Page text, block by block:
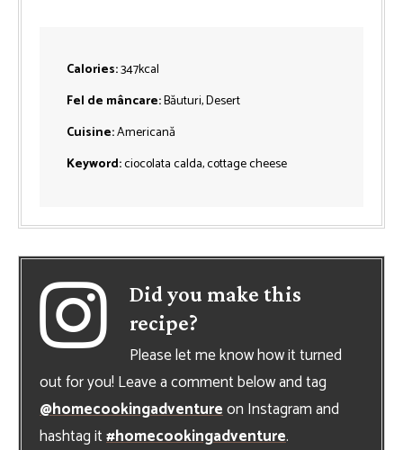
Calories:347kcal
Fel de mâncare:Băuturi, Desert
Cuisine:Americană
Keyword:ciocolata calda, cottage cheese
Did you make this
recipe?
Please let me know how it turned
out for you! Leave a comment below and tag
@homecookingadventureon Instagram and
hashtag it#homecookingadventure.